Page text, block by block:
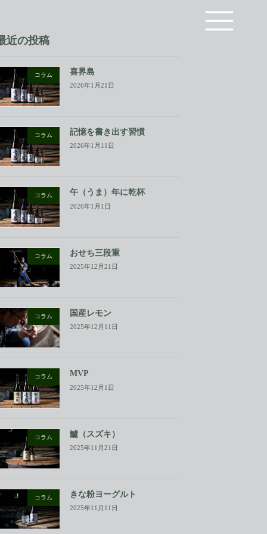
近の投稿
コラム 喜界島
2026年1月21日
コラム 記憶を書き出す習慣
2026年1月11日
コラム 午（うま）年に乾杯
2026年1月1日
コラム おせち三段重
2025年12月21日
コラム 国産レモン
2025年12月11日
コラム MVP
2025年12月1日
コラム 鱸（スズキ）
2025年11月21日
コラム きな粉ヨーグルト
2025年11月11日